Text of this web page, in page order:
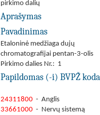
pirkimo dalių
Aprašymas
Pavadinimas
Etaloninė medžiaga dujų
chromatografijai pentan-3-olis
Pirkimo dalies Nr.: 1
Papildomas (-i) BVPŽ
24311800 - Anglis
33661000 - Nervų sistemą